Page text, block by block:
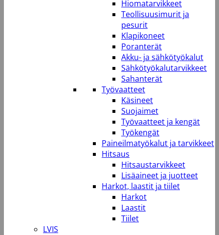
Hiomatarvikkeet
Teollisuusimurit ja
pesurit
Klapikoneet
Poranterät
Akku- ja sähkötyökalut
Sähkötyökalutarvikkeet
Sahanterät
Työvaatteet
Käsineet
Suojaimet
Työvaatteet ja kengät
Työkengät
Paineilmatyökalut ja tarvikkeet
Hitsaus
Hitsaustarvikkeet
Lisäaineet ja juotteet
Harkot, laastit ja tiilet
Harkot
Laastit
Tiilet
LVIS